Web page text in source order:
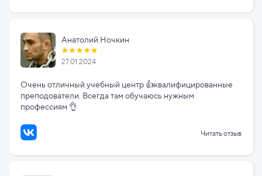
Анатолий Ночкин
27.01.2024
Очень отличный учебный центр 👍квалифицированные
преподователи. Всегда там обучаюсь нужным
профессиям 👌
Читать отзыв